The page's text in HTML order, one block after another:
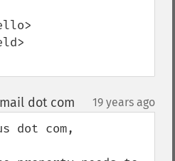
dot com 19 years ago
dot com,